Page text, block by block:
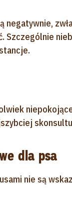
negatywnie,
Szczególnie
dla psa
nie są